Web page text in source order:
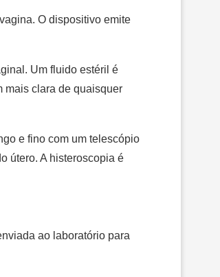
O dispositivo emite
Um fluido estéril é
mais clara de quaisquer
e fino com um telescópio
útero. A histeroscopia é
ao laboratório para